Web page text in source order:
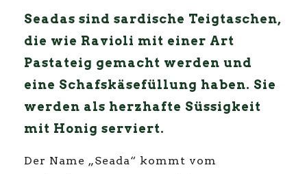
Seadas sind sardische Teigtaschen,
die wie Ravioli mit einer Art
Pastateig gemacht werden und
eine Schafskäsefüllung haben. Sie
werden als herzhafte Süssigkeit
mit Honig serviert.
Der Name „Seada“ kommt vom